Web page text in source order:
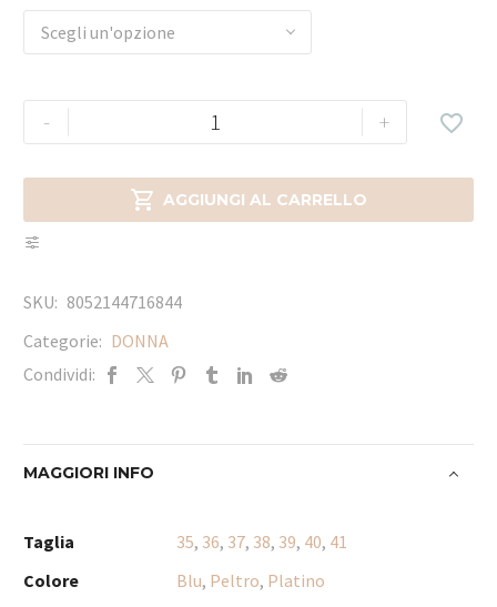
Scegli un'opzione
- +
 AGGIUNGI AL CARRELLO

SKU: 8052144716844
Categorie: DONNA
Condividi:
MAGGIORI INFO
Taglia 35, 36, 37, 38, 39, 40, 41
Colore
Blu, Peltro, Platino